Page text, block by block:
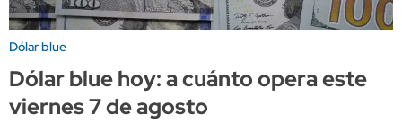
Dólar blue
Dólar blue hoy: a cuánto opera este
viernes 7 de agosto